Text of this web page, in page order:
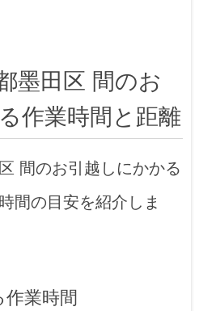
墨田区 間のお
作業時間と距離
間のお引越しにかかる
間の目安を紹介しま
業時間